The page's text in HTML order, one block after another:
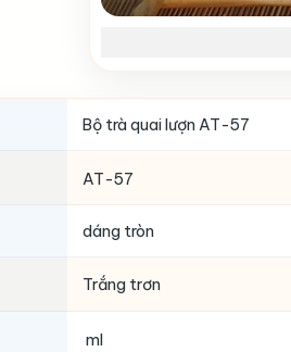
Bộ trà quai lượn AT-57
AT-57
dáng tròn
Trắng trơn
ml